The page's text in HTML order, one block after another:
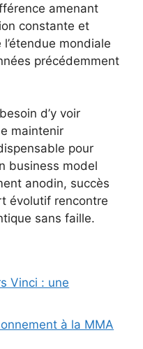
amenant
constante et
mondiale
précédemment
d’y voir
maintenir
pour
business model
anodin, succès
évolutif rencontre
sans faille.
Vinci : une
à la MMA